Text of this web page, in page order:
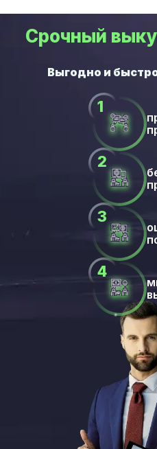
Срочный